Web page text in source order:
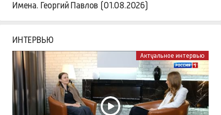
Имена. Георгий Павлов (01.08.2026)
ИНТЕРВЬЮ
Актуальное интервью